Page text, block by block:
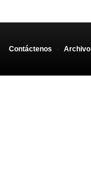
Contáctenos - Archivo